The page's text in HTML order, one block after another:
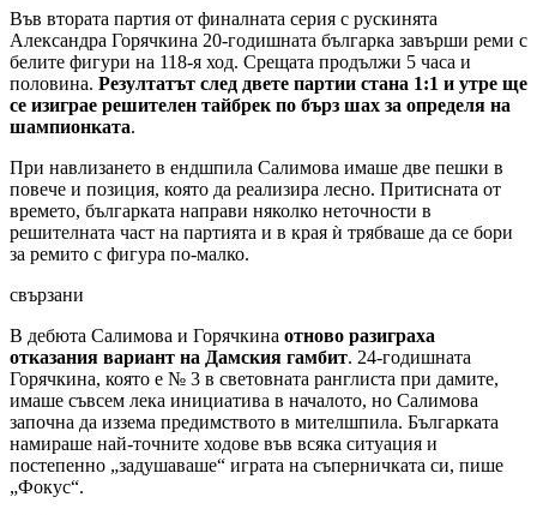
Във втората партия от финалната серия с рускинята
Александра Горячкина 20-годишната българка завърши реми с
белите фигури на 118-я ход. Срещата продължи 5 часа и
половина. Резултатът след двете партии стана 1:1 и утре ще
се изиграе решителен тайбрек по бърз шах за определя на
шампионката.
При навлизането в ендшпила Салимова имаше две пешки в
повече и позиция, която да реализира лесно. Притисната от
времето, българката направи няколко неточности в
решителната част на партията и в края ѝ трябваше да се бори
за ремито с фигура по-малко.
свързани
В дебюта Салимова и Горячкина отново разиграха
отказания вариант на Дамския гамбит. 24-годишната
Горячкина, която е № 3 в световната ранглиста при дамите,
имаше съвсем лека инициатива в началото, но Салимова
започна да иззема предимството в мителшпила. Българката
намираше най-точните ходове във всяка ситуация и
постепенно „задушаваше“ играта на съперничката си, пише
„Фокус“.